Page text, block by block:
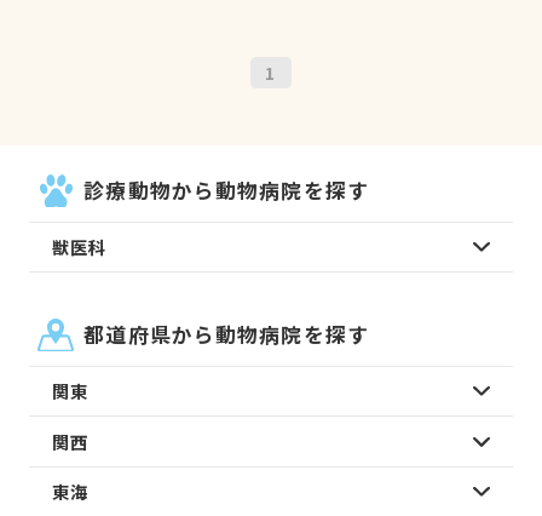
1
診療動物から動物病院を探す
獣医科
都道府県から動物病院を探す
関東
関西
東海